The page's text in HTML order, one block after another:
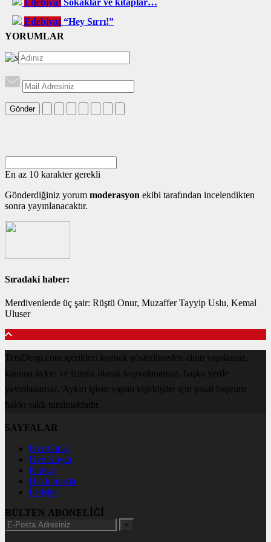
Edebiyat “Hey Sırrı!”
YORUMLAR
Gönder
En az 10 karakter gerekli
Gönderdiğiniz yorum moderasyon ekibi tarafından incelendikten
sonra yayınlanacaktır.
Sıradaki haber:
Merdivenlerde üç şair: Rüştü Onur, Muzaffer Tayyip Uslu, Kemal
Uluser
TersDergi.com içerikleri kaynak gösterilmeden alıntı yapılamaz,
kanuna aykırı ve izinsiz olarak kopyalanamaz, başka yerde
yayınlanamaz. Aykırı işlem yapan kişi/kişiler için yasal başvuru
hakkı saklı tutulmaktadır.
SAYFALAR
Üye Girişi
Üye Kaydı
Künye
Hakkımızda
İletişim
BÜLTEN ABONELİĞİ
+